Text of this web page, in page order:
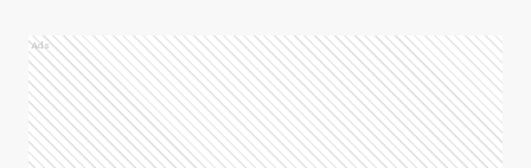
Ads